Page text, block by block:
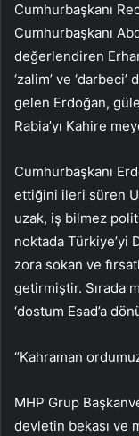
Cumhurbaşkanı
Cumhurbaşkanı
değerlendiren
‘zalim’ ve
gelen Erdoğan,
Rabia’yı Kahire
Cumhurbaşkanı
ettiğini ileri süren
uzak, iş bilmez
noktada Türkiye’yi
zora sokan ve
getirmiştir. Sırada
‘dostum Esad’a
“Kahraman
MHP Grup
devletin bekası ve